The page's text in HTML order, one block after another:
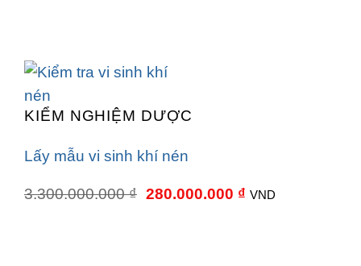
KIỂM NGHIỆM DƯỢC
Lấy mẫu vi sinh khí nén
3.300.000.000₫ Giá
280.000.000 ₫Giá
VND